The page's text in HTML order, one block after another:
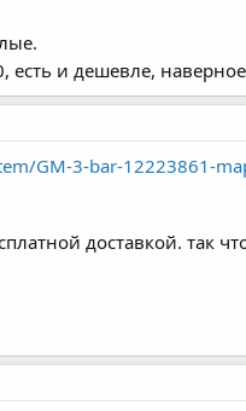
есть и дешевле, наверное
GM-3-bar-12223861-
доставкой. так